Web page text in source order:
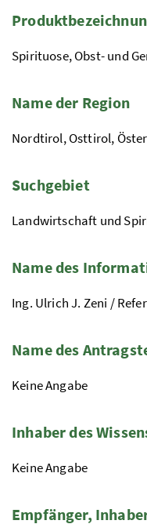
Spirituose, Obst- und
Name der Region
Nordtirol, Osttirol,
Suchgebiet
Landwirtschaft und
Name des
Ing. Ulrich J. Zeni /
Name des
Keine Angabe
Inhaber des
Keine Angabe
Empfänger,